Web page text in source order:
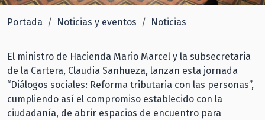
Portada Noticias y eventos Noticias
El ministro de Hacienda Mario Marcel y la subsecretaria
de la Cartera, Claudia Sanhueza, lanzan esta jornada
“Diálogos sociales: Reforma tributaria con las personas”,
cumpliendo así el compromiso establecido con la
ciudadanía, de abrir espacios de encuentro para